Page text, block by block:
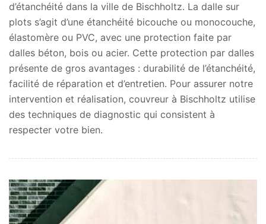
d’étanchéité dans la ville de Bischholtz. La dalle sur
plots s’agit d’une étanchéité bicouche ou monocouche,
élastomère ou PVC, avec une protection faite par
dalles béton, bois ou acier. Cette protection par dalles
présente de gros avantages : durabilité de l’étanchéité,
facilité de réparation et d’entretien. Pour assurer notre
intervention et réalisation, couvreur à Bischholtz utilise
des techniques de diagnostic qui consistent à
respecter votre bien.